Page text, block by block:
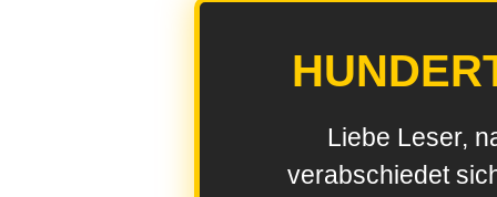
Liebe Leser,
verabschiedet